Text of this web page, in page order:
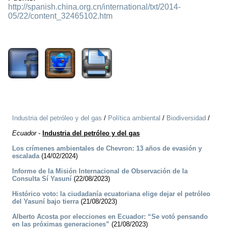
http://spanish.china.org.cn/international/txt/2014-
05/22/content_32465102.htm
Industria del petróleo y del gas / Política ambiental / Biodiversidad /
Ecuador- Industria del petróleo y del gas
Los crímenes ambientales de Chevron: 13 años de evasión y
escalada(14/02/2024)
Informe de la Misión Internacional de Observación de la
Consulta Sí Yasuní (22/08/2023)
Histórico voto: la ciudadanía ecuatoriana elige dejar el petróleo
del Yasuní bajo tierra(21/08/2023)
Alberto Acosta por elecciones en Ecuador: “Se votó pensando
en las próximas generaciones” (21/08/2023)